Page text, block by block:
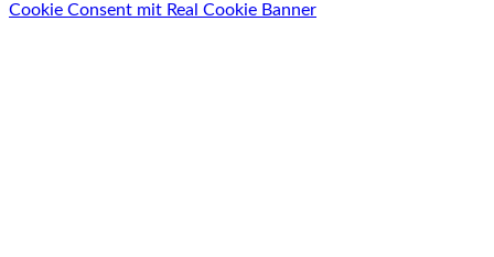
Cookie Consent mit Real Cookie Banner